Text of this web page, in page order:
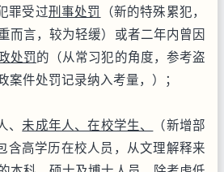
罪受过刑事处罚
（新的特殊累犯，
而言，较为轻缓）或者二年内曾因
处罚的（从常习犯的角度，参考盗
案件处罚记录纳入考量，）；
、未成年人、在校学生、
（新增部
含高学历在校人员，从文理解释来